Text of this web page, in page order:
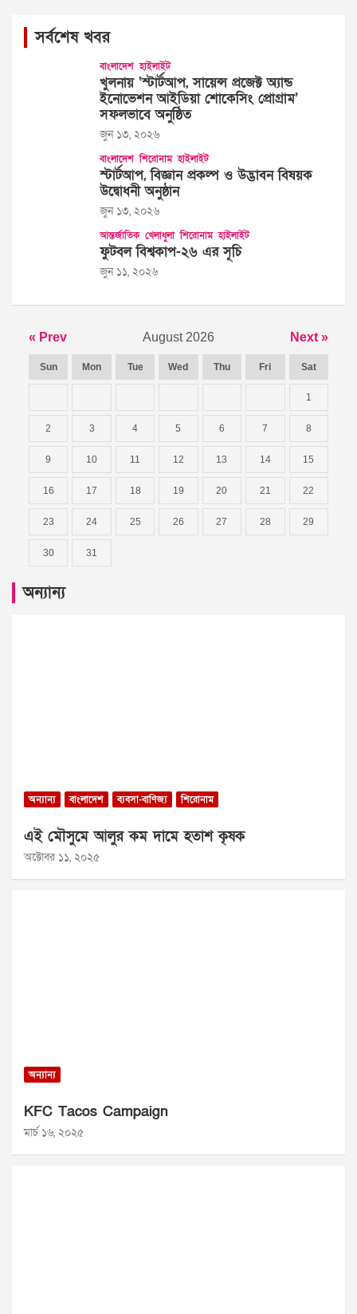
সর্বশেষ খবর
বাংলাদেশ হাইলাইট
খুলনায় ‘স্টার্টআপ, সায়েন্স প্রজেক্ট অ্যান্ড
ইনোভেশন আইডিয়া শোকেসিং প্রোগ্রাম’
সফলভাবে অনুষ্ঠিত
জুন ১৩, ২০২৬
বাংলাদেশ শিরোনাম হাইলাইট
স্টার্টআপ, বিজ্ঞান প্রকল্প ও উদ্ভাবন বিষয়ক
উদ্বোধনী অনুষ্ঠান
জুন ১৩, ২০২৬
আন্তর্জাতিক খেলাধুলা শিরোনাম হাইলাইট
ফুটবল বিশ্বকাপ-২৬ এর সূচি
জুন ১১, ২০২৬
« Prev August 2026 Next »
Sun Mon Tue Wed Thu Fri Sat
1
2 3 4 5 6 7 8
9 10 11 12 13 14 15
16 17 18 19 20 21 22
23 24 25 26 27 28 29
30 31
অন্যান্য
অন্যান্য বাংলাদেশ ব্যবসা-বাণিজ্য শিরোনাম
এই মৌসুমে আলুর কম দামে হতাশ কৃষক
অক্টোবর ১১, ২০২৫
অন্যান্য
KFC Tacos Campaign
মার্চ ১৬, ২০২৫